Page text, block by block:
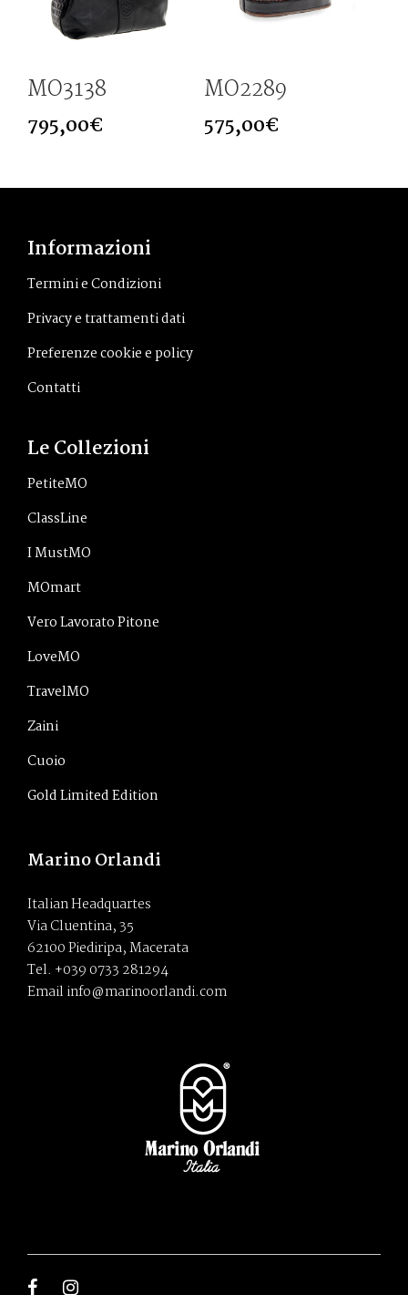
MO3138
795,00€
MO2289
575,00€
Informazioni
Termini e Condizioni
Privacy e trattamenti dati
Preferenze cookie e policy
Contatti
Le Collezioni
PetiteMO
ClassLine
I MustMO
MOmart
Vero Lavorato Pitone
LoveMO
TravelMO
Zaini
Cuoio
Gold Limited Edition
Marino Orlandi
Italian Headquartes
Via Cluentina, 35
62100 Piediripa, Macerata
Tel. +039 0733 281294
Email info@marinoorlandi.com